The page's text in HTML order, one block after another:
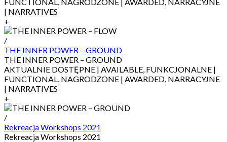
| NARRATIVES
+
/
THE INNER POWER – GROUND
THE INNER POWER – GROUND
AKTUALNIE DOSTĘPNE | AVAILABLE, FUNKCJONALNE |
FUNCTIONAL, NAGRODZONE | AWARDED, NARRACYJNE
| NARRATIVES
+
/
Rekreacja Workshops 2021
Rekreacja Workshops 2021